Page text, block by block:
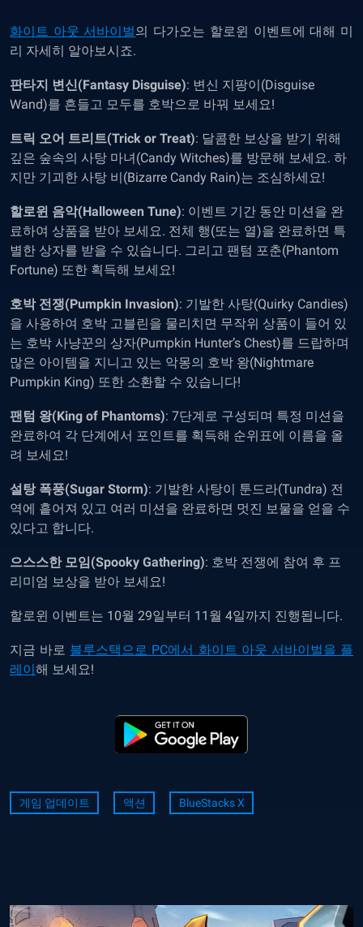
화이트 아웃 서바이벌의 다가오는 할로윈 이벤트에 대해 미
리 자세히 알아보시죠.
판타지 변신(Fantasy Disguise): 변신 지팡이(Disguise
Wand)를 흔들고 모두를 호박으로 바꿔 보세요!
트릭 오어 트리트(Trick or Treat): 달콤한 보상을 받기 위해
깊은 숲속의 사탕 마녀(Candy Witches)를 방문해 보세요. 하
지만 기괴한 사탕 비(Bizarre Candy Rain)는 조심하세요!
할로윈 음악(Halloween Tune): 이벤트 기간 동안 미션을 완
료하여 상품을 받아 보세요. 전체 행(또는 열)을 완료하면 특
별한 상자를 받을 수 있습니다. 그리고 팬텀 포춘(Phantom
Fortune) 또한 획득해 보세요!
호박 전쟁(Pumpkin Invasion): 기발한 사탕(Quirky Candies)
을 사용하여 호박 고블린을 물리치면 무작위 상품이 들어 있
는 호박 사냥꾼의 상자(Pumpkin Hunter’s Chest)를 드랍하며
많은 아이템을 지니고 있는 악몽의 호박 왕(Nightmare
Pumpkin King) 또한 소환할 수 있습니다!
팬텀 왕(King of Phantoms): 7단계로 구성되며 특정 미션을
완료하여 각 단계에서 포인트를 획득해 순위표에 이름을 올
려 보세요!
설탕 폭풍(Sugar Storm): 기발한 사탕이 툰드라(Tundra) 전
역에 흩어져 있고 여러 미션을 완료하면 멋진 보물을 얻을 수
있다고 합니다.
으스스한 모임(Spooky Gathering): 호박 전쟁에 참여 후 프
리미엄 보상을 받아 보세요!
할로윈 이벤트는 10월 29일부터 11월 4일까지 진행됩니다.
지금 바로 블루스택으로 PC에서 화이트 아웃 서바이벌을 플
레이해 보세요!
게임 업데이트 액션 BlueStacks X